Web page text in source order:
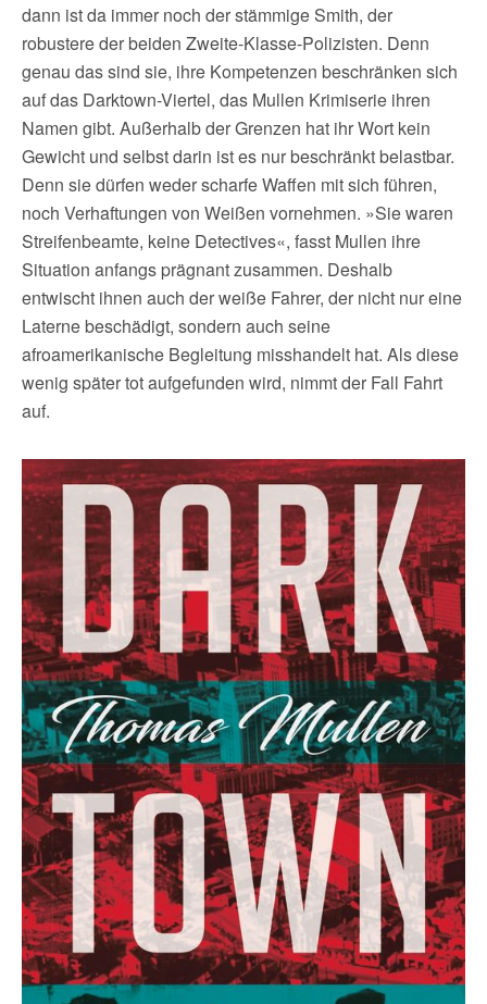
dann ist da immer noch der stämmige Smith, der
robustere der beiden Zweite-Klasse-Polizisten. Denn
genau das sind sie, ihre Kompetenzen beschränken sich
auf das Darktown-Viertel, das Mullen Krimiserie ihren
Namen gibt. Außerhalb der Grenzen hat ihr Wort kein
Gewicht und selbst darin ist es nur beschränkt belastbar.
Denn sie dürfen weder scharfe Waffen mit sich führen,
noch Verhaftungen von Weißen vornehmen. »Sie waren
Streifenbeamte, keine Detectives«, fasst Mullen ihre
Situation anfangs prägnant zusammen. Deshalb
entwischt ihnen auch der weiße Fahrer, der nicht nur eine
Laterne beschädigt, sondern auch seine
afroamerikanische Begleitung misshandelt hat. Als diese
wenig später tot aufgefunden wird, nimmt der Fall Fahrt
auf.